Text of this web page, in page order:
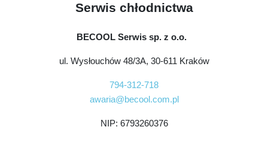
Serwis chłodnictwa
BECOOL Serwis sp. z o.o.
ul. Wysłouchów 48/3A, 30-611 Kraków
794-312-718
awaria@becool.com.pl
NIP: 6793260376